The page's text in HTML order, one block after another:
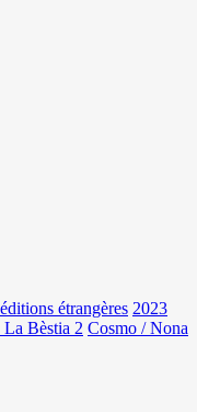
étrangères 2023
Bèstia 2 Cosmo / Nona